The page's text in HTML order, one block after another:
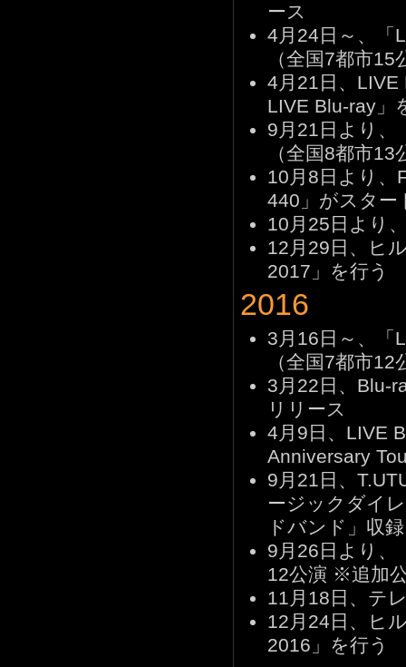
ース
4月24日～、「
（全国7都市15
4月21日、LIVE
LIVE Blu-ray」
9月21日より、
（全国8都市
10月8日より、
440」がスター
10月25日より
12月29日、ヒ
2017」を行う
2016
3月16日～、「
（全国7都市12
3月22日、Blu-
リリース
4月9日、LIVE
Anniversary
9月21日、
ージックダイ
ドバンド」収録
9月26日より、
12公演 ※追加
11月18日、テ
12月24日、ヒ
2016」を行う